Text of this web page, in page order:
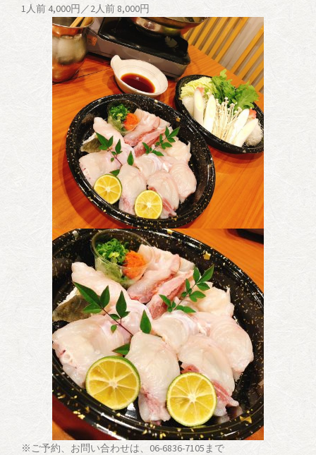
1人前 4,000円／2人前 8,000円
※ご予約、お問い合わせは、06-6836-7105まで